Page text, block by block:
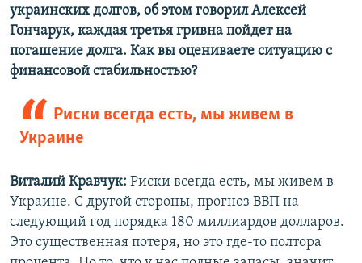
украинских долгов, об этом говорил Алексей
Гончарук, каждая третья гривна пойдет на
погашение долга. Как вы оцениваете ситуацию с
финансовой стабильностью?
Риски всегда есть, мы живем в
Украине
Виталий Кравчук: Риски всегда есть, мы живем в
Украине. С другой стороны, прогноз ВВП на
следующий год порядка 180 миллиардов долларов.
Это существенная потеря, но это где-то полтора